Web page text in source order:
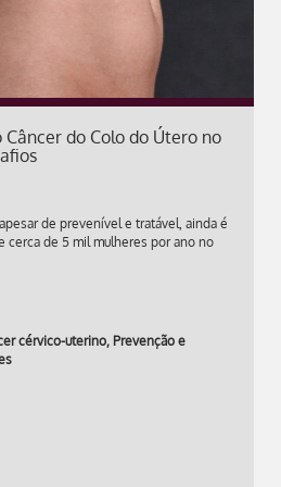
do Colo do Útero no
de prevenível e tratável, ainda é
cerca de 5 mil mulheres por ano no
cérvico-uterino, Prevenção e